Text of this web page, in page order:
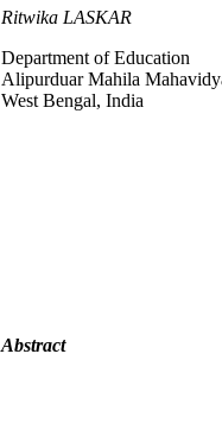
Ritwika LASKAR
Department of Education
Alipurduar Mahila
West Bengal, India
Abstract